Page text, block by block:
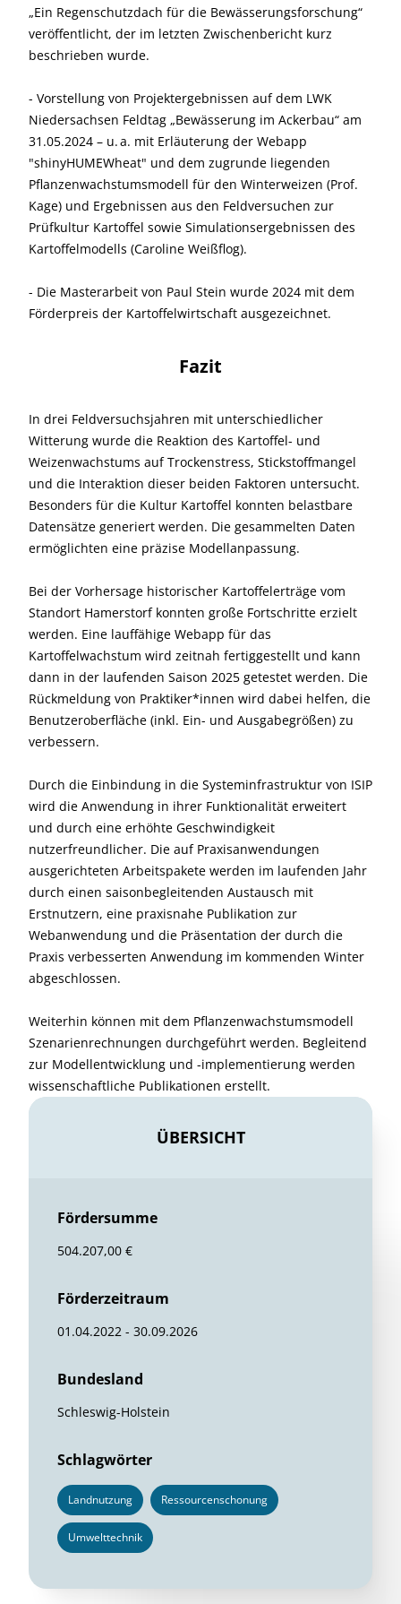
„Ein Regenschutzdach für die Bewässerungsforschung“
veröffentlicht, der im letzten Zwischenbericht kurz
beschrieben wurde.
- Vorstellung von Projektergebnissen auf dem LWK
Niedersachsen Feldtag „Bewässerung im Ackerbau“ am
31.05.2024 – u. a. mit Erläuterung der Webapp
"shinyHUMEWheat" und dem zugrunde liegenden
Pflanzenwachstumsmodell für den Winterweizen (Prof.
Kage) und Ergebnissen aus den Feldversuchen zur
Prüfkultur Kartoffel sowie Simulationsergebnissen des
Kartoffelmodells (Caroline Weißflog).
- Die Masterarbeit von Paul Stein wurde 2024 mit dem
Förderpreis der Kartoffelwirtschaft ausgezeichnet.
Fazit
In drei Feldversuchsjahren mit unterschiedlicher
Witterung wurde die Reaktion des Kartoffel- und
Weizenwachstums auf Trockenstress, Stickstoffmangel
und die Interaktion dieser beiden Faktoren untersucht.
Besonders für die Kultur Kartoffel konnten belastbare
Datensätze generiert werden. Die gesammelten Daten
ermöglichten eine präzise Modellanpassung.
Bei der Vorhersage historischer Kartoffelerträge vom
Standort Hamerstorf konnten große Fortschritte erzielt
werden. Eine lauffähige Webapp für das
Kartoffelwachstum wird zeitnah fertiggestellt und kann
dann in der laufenden Saison 2025 getestet werden. Die
Rückmeldung von Praktiker*innen wird dabei helfen, die
Benutzeroberfläche (inkl. Ein- und Ausgabegrößen) zu
verbessern.
Durch die Einbindung in die Systeminfrastruktur von ISIP
wird die Anwendung in ihrer Funktionalität erweitert
und durch eine erhöhte Geschwindigkeit
nutzerfreundlicher. Die auf Praxisanwendungen
ausgerichteten Arbeitspakete werden im laufenden Jahr
durch einen saisonbegleitenden Austausch mit
Erstnutzern, eine praxisnahe Publikation zur
Webanwendung und die Präsentation der durch die
Praxis verbesserten Anwendung im kommenden Winter
abgeschlossen.
Weiterhin können mit dem Pflanzenwachstumsmodell
Szenarienrechnungen durchgeführt werden. Begleitend
zur Modellentwicklung und -implementierung werden
wissenschaftliche Publikationen erstellt.
ÜBERSICHT
Fördersumme
504.207,00 €
Förderzeitraum
01.04.2022 - 30.09.2026
Bundesland
Schleswig-Holstein
Schlagwörter
Landnutzung Ressourcenschonung
Umwelttechnik